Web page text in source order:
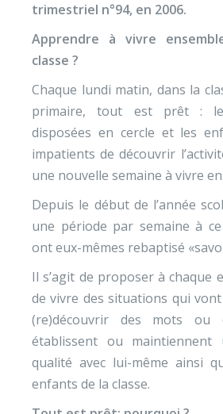
trimestriel n°94, en 2006.
Apprendre à vivre
classe ?
Chaque lundi matin, dans la
primaire, tout est prêt :
disposées en cercle et les
impatients de découvrir
une nouvelle semaine à vivre
Depuis le début de l’année
une période par semaine à
ont eux-mêmes rebaptisé
Il s’agit de proposer à chaque
de vivre des situations qui
(re)découvrir des mots ou
établissent ou
qualité avec lui-même ainsi
enfants de la classe.